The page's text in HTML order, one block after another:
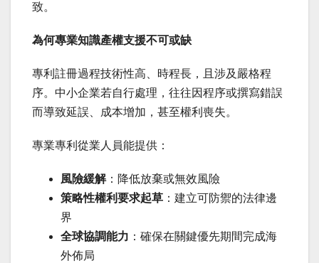
致。
為何專業知識產權支援不可或缺
專利註冊過程技術性高、時程長，且涉及嚴格程
序。中小企業若自行處理，往往因程序或撰寫錯誤
而導致延誤、成本增加，甚至權利喪失。
專業專利從業人員能提供：
風險緩解：降低放棄或無效風險
策略性權利要求起草 ：建立可防禦的法律邊
界
全球協調能力 ：確保在關鍵優先期間完成海
外佈局